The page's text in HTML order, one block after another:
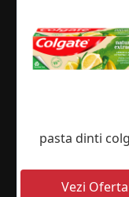
pasta dinti